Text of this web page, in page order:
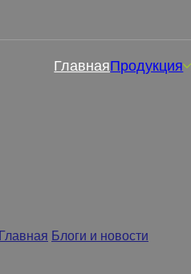
ГлавнаяПродукция
Главная Блоги и новости